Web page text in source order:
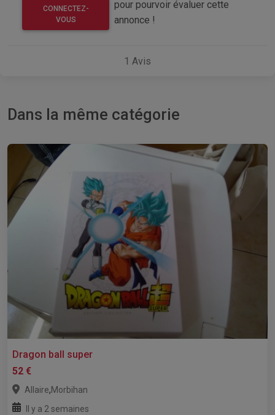
CONNECTEZ-
VOUS
pour pourvoir évaluer cette
annonce !
1 Avis
Dans la même catégorie
Dragon ball super
52 €
Allaire,Morbihan
Il y a 2 semaines